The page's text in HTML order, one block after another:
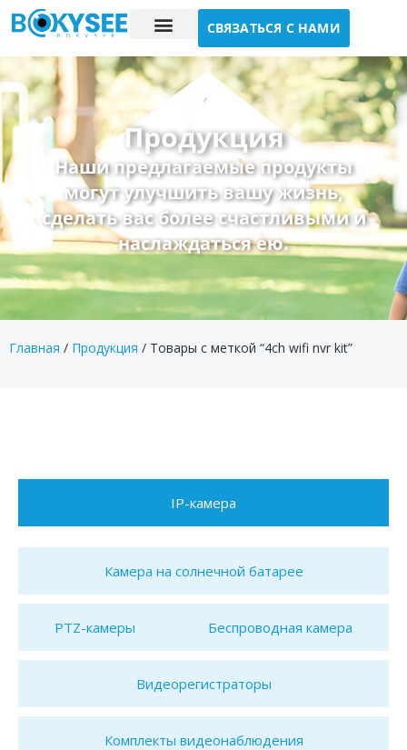
СВЯЗАТЬСЯ С НАМИ
Продукция
Наши предлагаемые продукты
могут улучшить вашу жизнь,
сделать вас более счастливыми и
наслаждаться ею.
Главная / Продукция / Товары с меткой “4ch wifi nvr kit”
IP-камера
Камера на солнечной батарее
PTZ-камеры Беспроводная камера
Видеорегистраторы
Комплекты видеонаблюдения